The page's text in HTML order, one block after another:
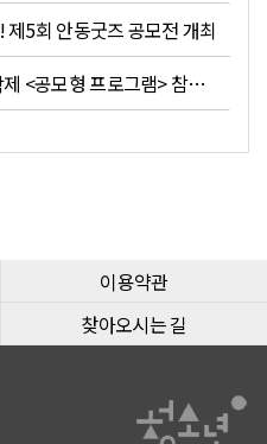
5회 안동굿즈 공모전 개최
2026 윤동주문학제 <공모형 프로그램> 참여자 모집
이용약관
찾아오시는 길